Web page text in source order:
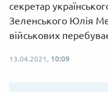
секретар
Зеленського Юлія
військових
13.04.2021, 10:09